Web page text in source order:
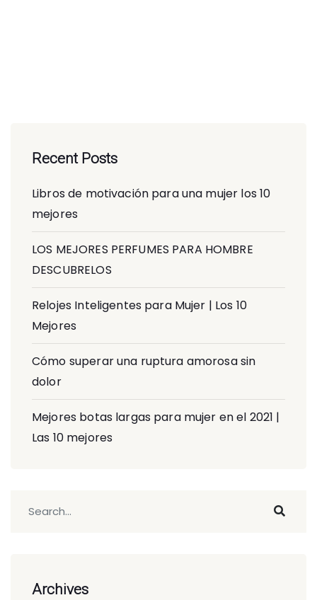
Recent Posts
Libros de motivación para una mujer los 10
mejores
LOS MEJORES PERFUMES PARA HOMBRE
DESCUBRELOS
Relojes Inteligentes para Mujer | Los 10
Mejores
Cómo superar una ruptura amorosa sin
dolor
Mejores botas largas para mujer en el 2021 |
Las 10 mejores
Archives